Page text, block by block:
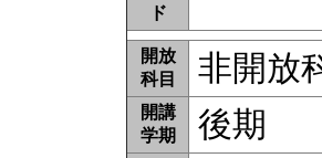
ド
開放
科目
非開
開講
学期
後期